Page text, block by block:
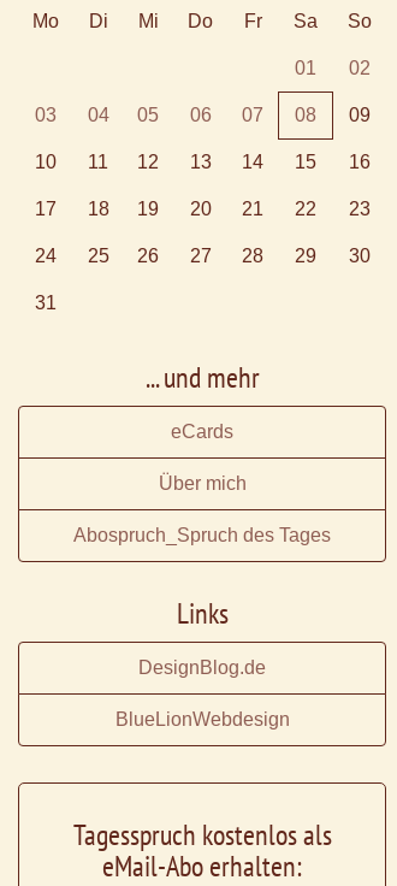
Mo Di Mi Do Fr Sa So
01 02
03 04 05 06 07 08 09
10 11 12 13 14 15 16
17 18 19 20 21 22 23
24 25 26 27 28 29 30
31
... und mehr
eCards
Über mich
Abospruch_Spruch des Tages
Links
DesignBlog.de
BlueLionWebdesign
Tagesspruch kostenlos als
eMail-Abo erhalten: